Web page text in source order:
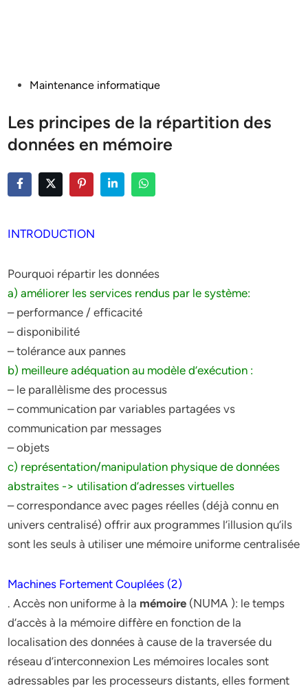
PostedMaintenance informatique
Les principes de la répartition des
données en mémoire
INTRODUCTION
Pourquoi répartir les données
a) améliorer les services rendus par le système:
– performance / efficacité
– disponibilité
– tolérance aux pannes
b) meilleure adéquation au modèle d’exécution :
– le parallèlisme des processus
– communication par variables partagées vs
communication par messages
– objets
c) représentation/manipulation physique de données
abstraites -> utilisation d’adresses virtuelles
– correspondance avec pages réelles (déjà connu en
univers centralisé) offrir aux programmes l’illusion qu’ils
sont les seuls à utiliser une mémoire uniforme centralisée
Machines Fortement Couplées (2)
. Accès non uniforme à la mémoire (NUMA ): le temps
d’accès à la mémoire diffère en fonction de la
localisation des données à cause de la traversée du
réseau d’interconnexion Les mémoires locales sont
adressables par les processeurs distants, elles forment